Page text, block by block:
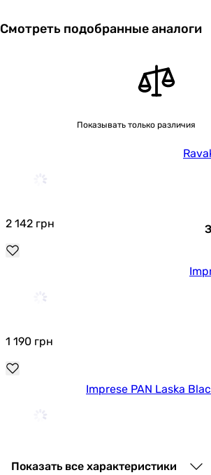
Смотреть подобранные аналоги
Показывать только различия
2 142 грн
1 190 грн
Imprese PAN Laska
2 125
Показать все характеристики